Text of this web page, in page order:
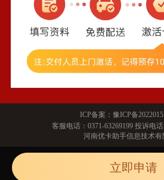
ICP备案： 豫ICP备
客服电话： 0371-63269199投诉电话
河南优卡助手信息技术有
立即申请